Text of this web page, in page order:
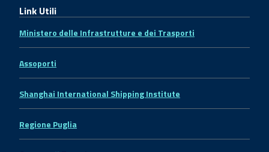
Link Utili
Ministero delle Infrastrutture e dei Trasporti
Assoporti
Shanghai International Shipping Institute
Regione Puglia